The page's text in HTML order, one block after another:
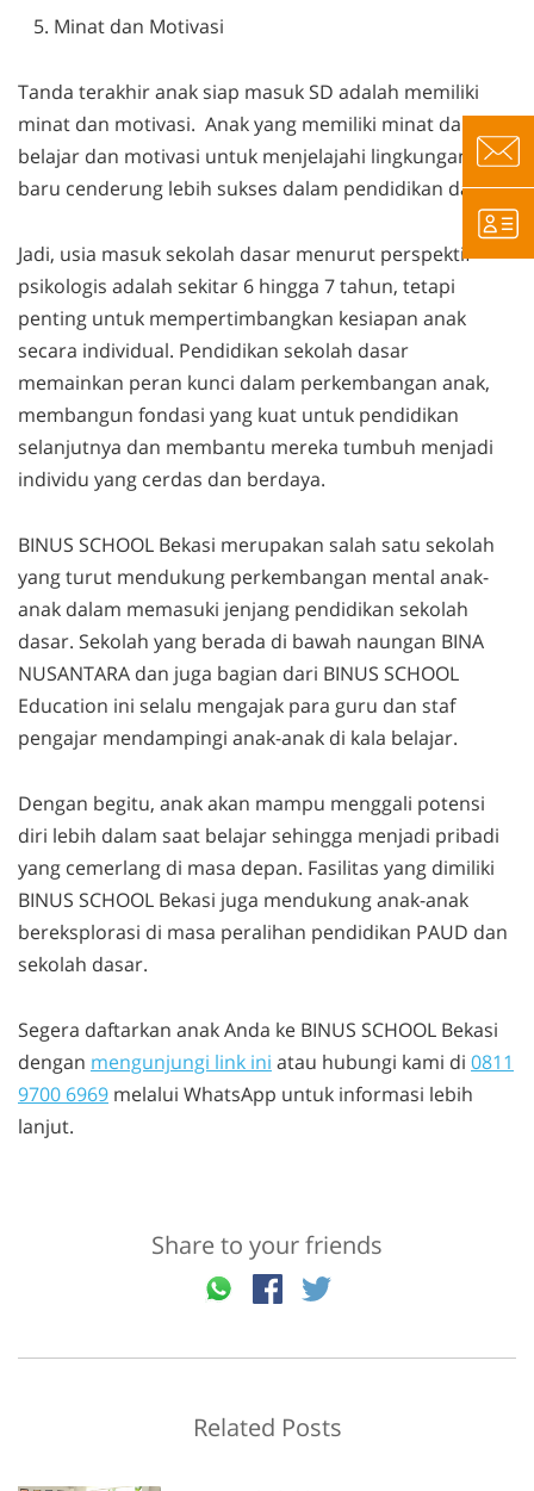
Minat dan Motivasi
Tanda terakhir anak siap masuk SD adalah memiliki
minat dan motivasi. Anak yang memiliki minat dalam
belajar dan motivasi untuk menjelajahi lingkungan
baru cenderung lebih sukses dalam pendidikan dasar.
Jadi, usia masuk sekolah dasar menurut perspektif
psikologis adalah sekitar 6 hingga 7 tahun, tetapi
penting untuk mempertimbangkan kesiapan anak
secara individual. Pendidikan sekolah dasar
memainkan peran kunci dalam perkembangan anak,
membangun fondasi yang kuat untuk pendidikan
selanjutnya dan membantu mereka tumbuh menjadi
individu yang cerdas dan berdaya.
BINUS SCHOOL Bekasi merupakan salah satu sekolah
yang turut mendukung perkembangan mental anak-
anak dalam memasuki jenjang pendidikan sekolah
dasar. Sekolah yang berada di bawah naungan BINA
NUSANTARA dan juga bagian dari BINUS SCHOOL
Education ini selalu mengajak para guru dan staf
pengajar mendampingi anak-anak di kala belajar.
Dengan begitu, anak akan mampu menggali potensi
diri lebih dalam saat belajar sehingga menjadi pribadi
yang cemerlang di masa depan. Fasilitas yang dimiliki
BINUS SCHOOL Bekasi juga mendukung anak-anak
bereksplorasi di masa peralihan pendidikan PAUD dan
sekolah dasar.
Segera daftarkan anak Anda ke BINUS SCHOOL Bekasi
dengan mengunjungi link ini atau hubungi kami di 0811
9700 6969 melalui WhatsApp untuk informasi lebih
lanjut.
Share to your friends
Related Posts